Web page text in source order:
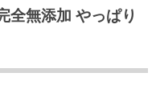
全無添加 やっぱり